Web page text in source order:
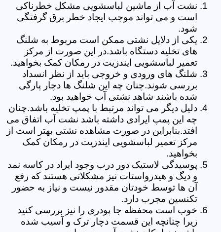
نشت آب از ماشین لباسشویی مشکل خطرناکی
است و می تواند موجب ایجاد خطر برق گرفتگی
شود.
یکی از دلایل نشتی ممکن است مربوط به شلنگ
های تخلیه دستگاه باشد.در این صورت از مرکز
تعمیر لباسشویی ایندزیت در رمکان کمک بخواهید.
شلنگ های ورودی و خروجی باید از نظر انسداد
بررسی شوند.چنان چه این شلنگ ها دچار پارگی
شده باشند شاهد نشتی آب خواهید بود.
دلیل دیگر می تواند مرتبط با پمپ تخلیه باشد.چنان
چه این پمپ ایرادی داشته باشد نشت آب اتفاق می
افتد.بنابراین در صورت مشاهده نشتی بهتر است از
مرکز تعمیر لباسشویی ایندزیت در رمکان کمک
بخواهید.
پوسیدگی لاستیک دور درب وجود ایراد در کاسه نمد
و دیگ و هیدرواستات نیز مشکلاتی هستند که رفع
آن ها توسط خودتان مقدور نیست و نیاز به حضور
تکنسین مجرب دارد.
خوب است محفظه جا پودری را نیز بررسی کنید
زیرا چنانچه این قسمت دچار ترک و آسیب شده